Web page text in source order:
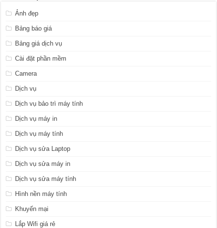
Ảnh đẹp
Bảng báo giá
Bảng giá dịch vụ
Cài đặt phần mềm
Camera
Dịch vụ
Dịch vụ bảo trì máy tính
Dịch vụ máy in
Dịch vụ máy tính
Dịch vụ sửa Laptop
Dịch vụ sửa máy in
Dịch vụ sửa máy tính
Hình nền máy tính
Khuyến mại
Lắp Wifi giá rẻ